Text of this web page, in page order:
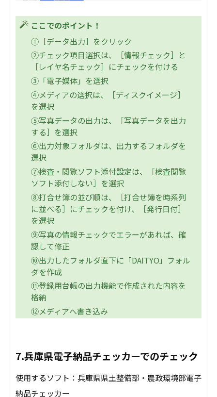
ここでのポイント！
①［データ出力］をクリック
②チェック項目選択は、［情報チェック］と
［レイヤ名チェック］にチェックを付ける
③「電子媒体」を選択
④メディアの選択は、［ディスクイメージ］
を選択
⑤写真データの出力は、［写真データを出力
する］を選択
⑥出力対象フォルダは、出力するフォルダを
選択
⑦検査・閲覧ソフト添付設定は、［検査閲覧
ソフト添付しない］を選択
⑧打合せ簿の並び順は、［打合せ簿を時系列
に並べる］にチェックを付け、［発行日付］
を選択
⑨写真の情報チェックでエラーがあれば、確
認して修正
⑩出力したフォルダ直下に「DAITYO」フォル
ダを作成
⑪登録用台帳の出力機能で作成された内容を
格納
⑫メディアへ書き込み
7.兵庫県電子納品チェッカーでのチェック
使用するソフト：兵庫県県土整備部・農政環境部電子
納品チェッカー